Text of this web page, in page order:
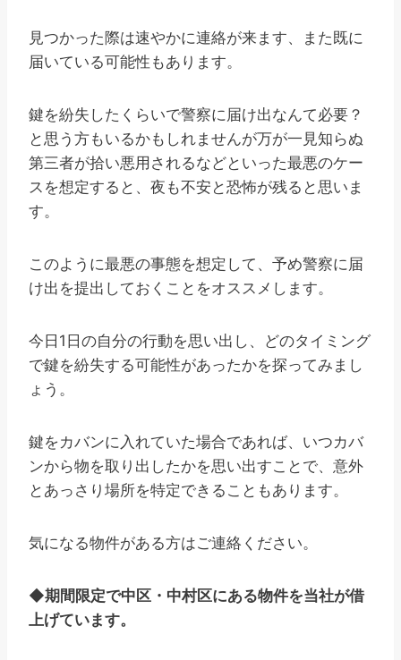
見つかった際は速やかに連絡が来ます、また既に
届いている可能性もあります。
鍵を紛失したくらいで警察に届け出なんて必要？
と思う方もいるかもしれませんが万が一見知らぬ
第三者が拾い悪用されるなどといった最悪のケー
スを想定すると、夜も不安と恐怖が残ると思いま
す。
このように最悪の事態を想定して、予め警察に届
け出を提出しておくことをオススメします。
今日1日の自分の行動を思い出し、どのタイミング
で鍵を紛失する可能性があったかを探ってみまし
ょう。
鍵をカバンに入れていた場合であれば、いつカバ
ンから物を取り出したかを思い出すことで、意外
とあっさり場所を特定できることもあります。
気になる物件がある方はご連絡ください。
◆期間限定で中区・中村区にある物件を当社が借
上げています。